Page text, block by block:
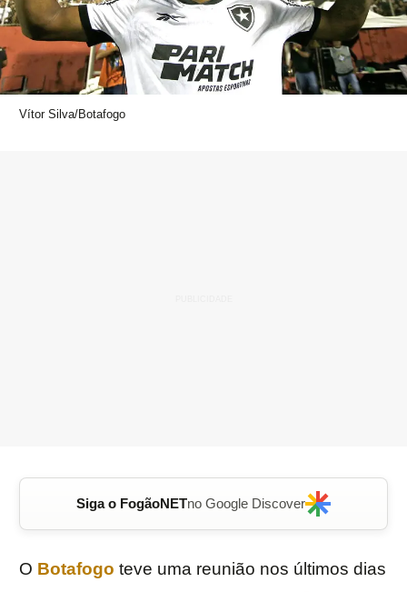
Vítor Silva/Botafogo
Siga o FogãoNETno Google Discover
O Botafogo teve uma reunião nos últimos dias